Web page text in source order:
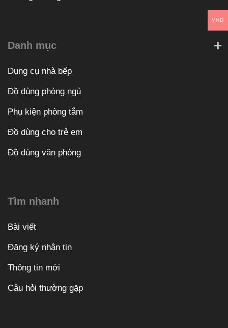
Danh mục
Dụng cụ nhà bếp
Đồ dùng phòng ngủ
Phụ kiện phòng tắm
Đồ dùng cho trẻ em
Đồ dùng văn phòng
Tìm nhanh
Bài viết
Đăng ký nhận tin
Thông tin mới
Câu hỏi thường gặp
VND